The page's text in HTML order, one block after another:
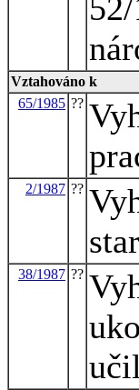
Vztahováno k
65/1985 ??
2/1987 ??
38/1987 ??